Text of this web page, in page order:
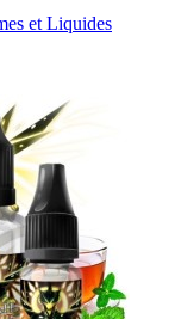
et Liquides